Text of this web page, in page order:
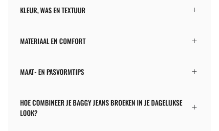
KLEUR, WAS EN TEXTUUR
MATERIAAL EN COMFORT
MAAT- EN PASVORMTIPS
HOE COMBINEER JE BAGGY JEANS BROEKEN IN JE DAGELIJKSE
LOOK?